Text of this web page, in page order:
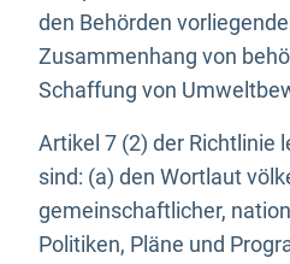
den Behörden
Zusammenhang von
Schaffung von
Artikel 7 (2) der Richtlinie
sind: (a) den Wortlaut
gemeinschaftlicher,
Politiken, Pläne und